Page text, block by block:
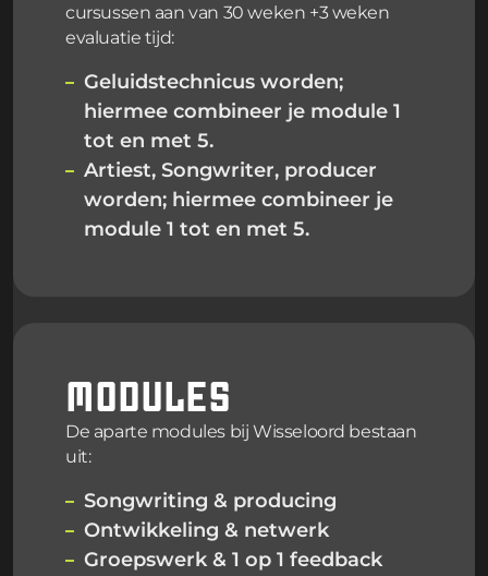
cursussen aan van 30 weken +3 weken
evaluatie tijd:
Geluidstechnicus worden;
hiermee combineer je module 1
tot en met 5.
Artiest, Songwriter, producer
worden; hiermee combineer je
module 1 tot en met 5.
MODULES
De aparte modules bij Wisseloord bestaan
uit:
Songwriting & producing
Ontwikkeling & netwerk
Groepswerk & 1 op 1 feedback